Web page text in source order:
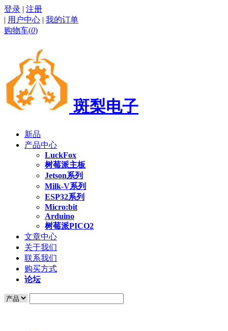
登录 | 注册
| 用户中心 | 我的订单
购物车(0)
斑梨电子
新品
产品中心
LuckFox
树莓派主板
Jetson系列
Milk-V系列
ESP32系列
Micro:bit
Arduino
树莓派PICO2
文章中心
关于我们
联系我们
购买方式
论坛